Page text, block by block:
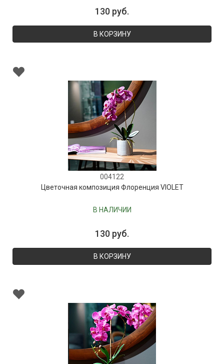
130 руб.
В КОРЗИНУ
004122
Цветочная композиция Флоренция VIOLET
В НАЛИЧИИ
130 руб.
В КОРЗИНУ